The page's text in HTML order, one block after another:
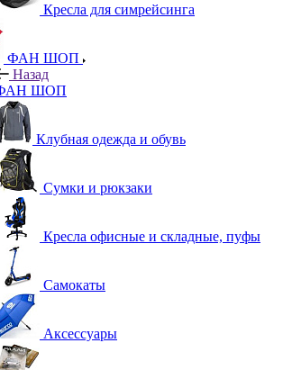
Кресла для симрейсинга
ФАН ШОП
Назад
ШОП
Клубная одежда и обувь
Сумки и рюкзаки
Кресла офисные и складные, пуфы
Самокаты
Аксессуары